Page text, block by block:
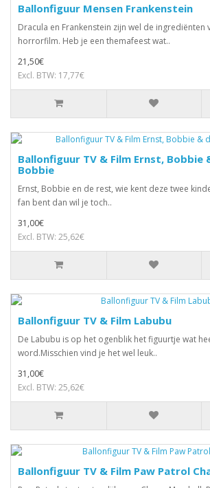
Ballonfiguur Mensen Frankenstein
Dracula en Frankenstein zijn wel de ingrediënten
horrorfilm. Heb je een themafeest wat..
21,50€
Excl. BTW: 17,77€
Ballonfiguur TV & Film Ernst, Bobbie
Bobbie
Ernst, Bobbie en de rest, wie kent deze twee
fan bent dan wil je toch..
31,00€
Excl. BTW: 25,62€
Ballonfiguur TV & Film Labubu
De Labubu is op het ogenblik het figuurtje wat
word.Misschien vind je het wel leuk..
31,00€
Excl. BTW: 25,62€
Ballonfiguur TV & Film Paw Patrol